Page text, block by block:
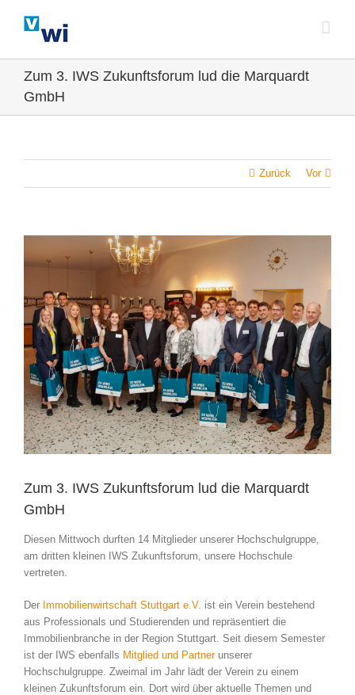
Zum 3. IWS Zukunftsforum lud die Marquardt
GmbH
Zurück Vor
grösseres
Zum 3. IWS Zukunftsforum lud die Marquardt
GmbH
Diesen Mittwoch durften 14 Mitglieder unserer Hochschulgruppe,
am dritten kleinen IWS Zukunftsforum, unsere Hochschule
vertreten.
Der Immobilienwirtschaft Stuttgart e.V. ist ein Verein bestehend
aus Professionals und Studierenden und repräsentiert die
Immobilienbranche in der Region Stuttgart. Seit diesem Semester
ist der IWS ebenfalls Mitglied und Partnerunserer
Hochschulgruppe. Zweimal im Jahr lädt der Verein zu einem
kleinen Zukunftsforum ein. Dort wird über aktuelle Themen und